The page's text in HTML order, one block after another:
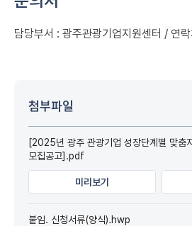
담당부서 : 광주관광기업지원센터 /
첨부파일
[2025년 광주 관광기업 성장단계별 맞춤
모집공고].pdf
미리보기
붙임. 신청서류(양식).hwp